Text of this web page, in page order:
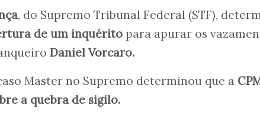
, do Supremo Tribunal Federal (STF),
de um inquérito para apurar os
Daniel Vorcaro.
Master no Supremo determinou que a
a quebra de sigilo.